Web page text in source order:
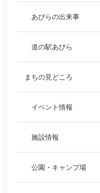
あびらの出来事
道の駅あびら
まちの見どころ
イベント情報
施設情報
公園・キャンプ場